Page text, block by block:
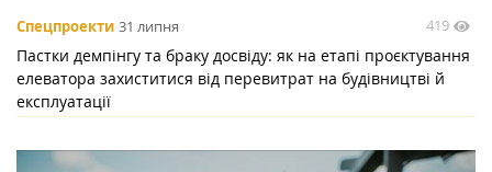
Спецпроекти 31 липня 419
Пастки демпінгу та браку досвіду: як на етапі проєктування
елеватора захиститися від перевитрат на будівництві й
експлуатації